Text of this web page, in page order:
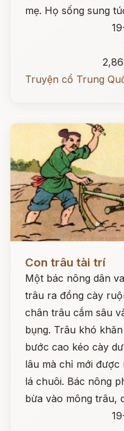
mẹ. Họ sống sung
Truyện cổ Trung
Con trâu tài trí
Một bác nông dân
trâu ra đồng cày
chân trâu cắm sâu
bụng. Trâu khó
bước cao kéo cày
lâu mà chỉ mới
lá chuôi. Bác nông
bừa vào mông trâu,